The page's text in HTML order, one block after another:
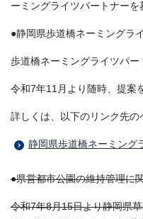
ーミングライツパートナーを
●静岡県歩道橋ネーミングラ
歩道橋ネーミングライツパー
令和7年11月より随時、提案
詳しくは、以下のリンク先の
静岡県歩道橋ネーミング
●県営都市公園の維持管理に
令和7年8月15日より静岡県